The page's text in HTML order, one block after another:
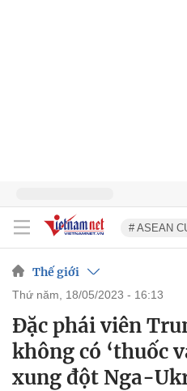
# ASEAN
Thế giới
thứ năm, 18/05/2023 - 16:13
Đặc phái viên
không có ‘thuốc
xung đột Nga-